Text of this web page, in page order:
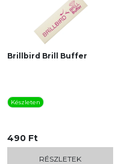
Brillbird Brill Buffer
Készleten
490 Ft
RÉSZLETEK